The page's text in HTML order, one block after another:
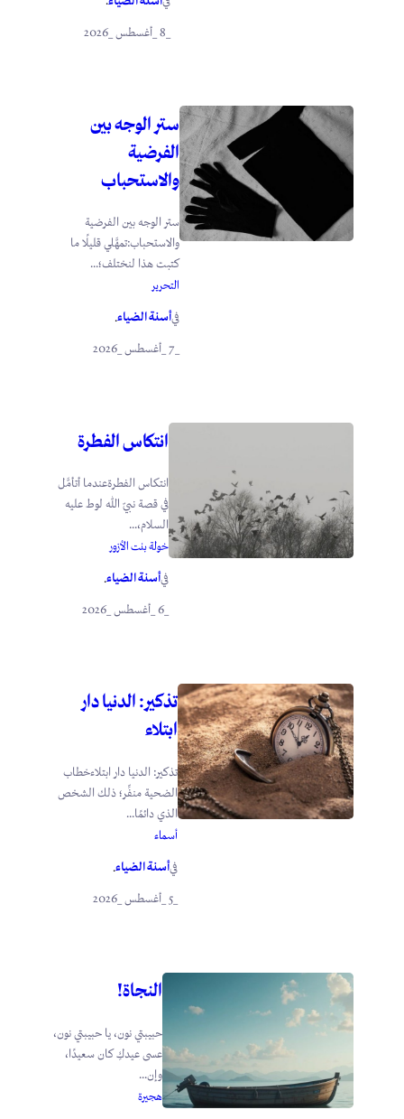
ستر الوجه بين
الفرضية
والاستحباب
ستر الوجه بين الفرضية
والاستحباب:تمهَّلي قليلًا ما
كتبت هذا لنختلف؛...
التحرير
فيأسنة الضياء.
انتكاس الفطرة
انتكاس الفطرةعندما أتأمَّل
في قصة نبيّ الله لوط عليه
السلام،...
خولة بنت الأزور
فيأسنة الضياء.
تذكير: الدنيا دار
ابتلاء
تذكير: الدنيا دار ابتلاءخطاب
الضحية منفِّر؛ ذلك الشخص
الذي دائمًا...
أسماء
فيأسنة الضياء.
_5 _أغسطس _2026
النجاة!
حبيبتي نون، يا حبيبتي نون،
عسى عيدكِ كان سعيدًا،
وإن...
هجيرة